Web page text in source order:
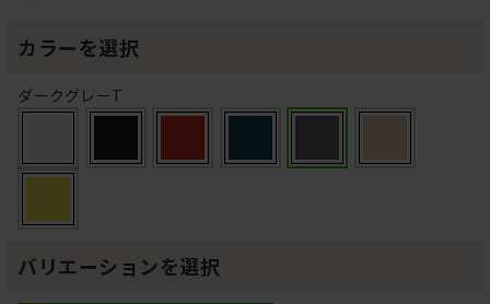
カラーを選択
ダークグレーT
バリエーションを選択